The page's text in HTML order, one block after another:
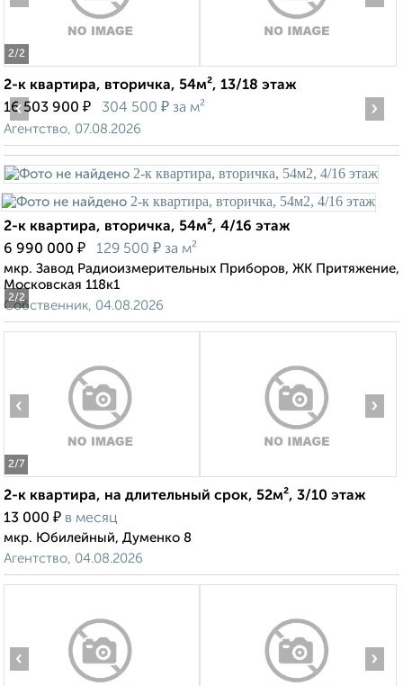
2/2
2-к квартира, вторичка, 54м², 13/18 этаж
16 503 900 ₽ 304 500 ₽ за м²
Агентство, 07.08.2026
2/2
‹ ›
2-к квартира, вторичка, 54м², 4/16 этаж
6 990 000 ₽ 129 500 ₽ за м²
мкр. Завод Радиоизмерительных Приборов, ЖК Притяжение,
Московская 118к1
Собственник, 04.08.2026
2/7
‹ ›
2-к квартира, на длительный срок, 52м², 3/10 этаж
13 000 ₽ в месяц
мкр. Юбилейный, Думенко 8
Агентство, 04.08.2026
‹ ›